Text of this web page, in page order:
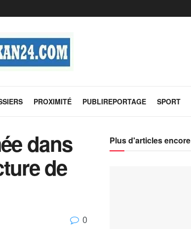
PROXIMITÉ PUBLIREPORTAGE SPORT
dans
de
0
Plus d'articles encore